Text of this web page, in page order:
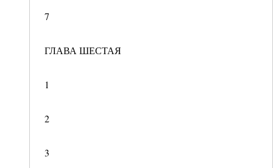
7
ГЛАВА ШЕСТАЯ
1
2
3